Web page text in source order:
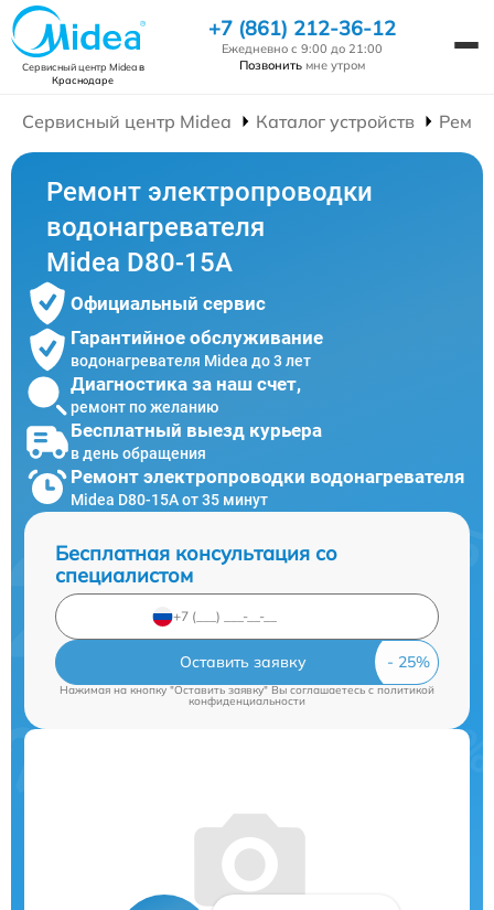
Сервисный центр Mideaв
Краснодаре
+7 (861) 212-36-12
Ежедневно с 9:00 до 21:00
Позвонить мне утром
Сервисный центр Midea Каталог устройств
Ремонт электропроводки
водонагревателя
Midea D80-15A
Официальный сервис
Гарантийное обслуживание
водонагревателя Midea до 3 лет
Диагностика за наш счет,
ремонт по желанию
Бесплатный выезд курьера
в день обращения
Ремонт электропроводки водонагревателя
Midea D80-15A от 35 минут
Бесплатная консультация со
специалистом
Оставить заявку
Нажимая на кнопку "Оставить заявку" Вы соглашаетесь cполитикой
конфиденциальности